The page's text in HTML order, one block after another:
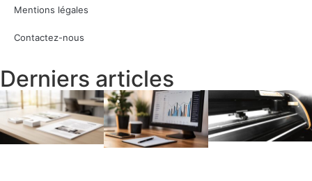
Mentions légales
Contactez-nous
Derniers articles